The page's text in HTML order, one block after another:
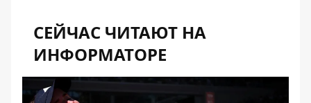
СЕЙЧАС ЧИТАЮТ НА
ИНФОРМАТОРЕ